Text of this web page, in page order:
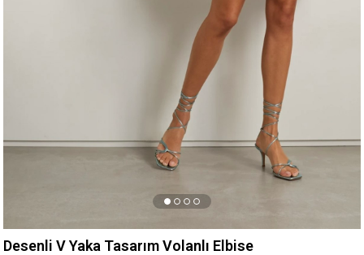
Desenli V Yaka Tasarım Volanlı Elbise